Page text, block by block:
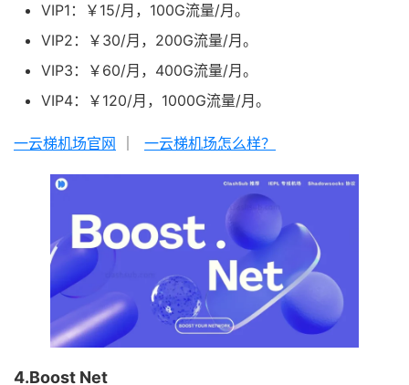
VIP1：￥15/月，100G流量/月。
VIP2：￥30/月，200G流量/月。
VIP3：￥60/月，400G流量/月。
VIP4：￥120/月，1000G流量/月。
一云梯机场官网 一云梯机场怎么样？
4.Boost Net